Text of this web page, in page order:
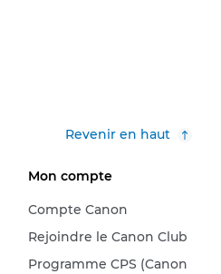
Revenir en haut
Mon compte
Compte Canon
Rejoindre le Canon Club
Programme CPS (Canon